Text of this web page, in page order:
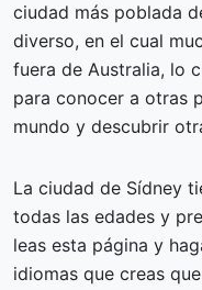
ciudad más poblada
diverso, en el cual
fuera de Australia, lo
para conocer a otras
mundo y descubrir
La ciudad de Sídney
todas las edades y
leas esta página y
idiomas que creas